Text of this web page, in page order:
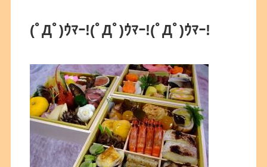
(ﾟДﾟ)ｳﾏｰ!(ﾟДﾟ)ｳﾏｰ!(ﾟДﾟ)ｳﾏｰ!